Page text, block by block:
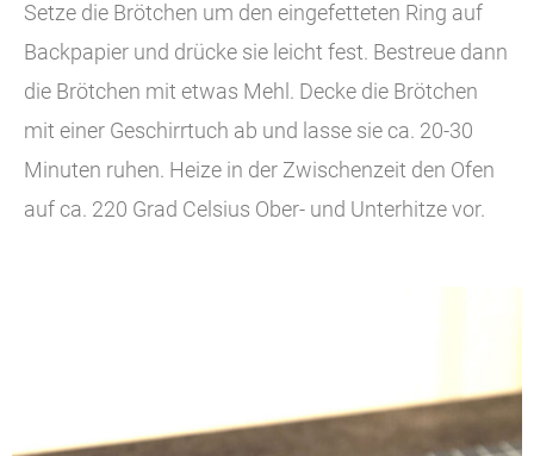
Setze die Brötchen um den eingefetteten Ring auf
Backpapier und drücke sie leicht fest. Bestreue dann
die Brötchen mit etwas Mehl. Decke die Brötchen
mit einer Geschirrtuch ab und lasse sie ca. 20-30
Minuten ruhen. Heize in der Zwischenzeit den Ofen
auf ca. 220 Grad Celsius Ober- und Unterhitze vor.